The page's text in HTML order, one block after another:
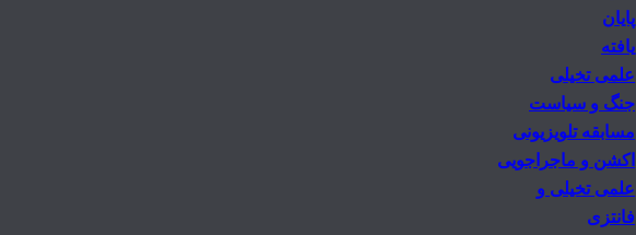
پایان
یافته
علمی تخیلی
جنگ و سیاست
مسابقه تلویزیونی
اکشن و ماجراجویی
علمی تخیلی و
فانتزی